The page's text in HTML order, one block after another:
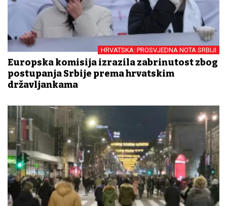
HRVATSKA: PROSVJEDNA NOTA SRBIJI
Europska komisija izrazila zabrinutost zbog
postupanja Srbije prema hrvatskim
državljankama